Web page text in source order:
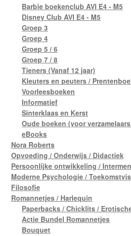
Barbie boekenclub AVI E4 - M5
Disney Club AVI E4 - M5
Groep 3
Groep 4
Groep 5 / 6
Groep 7 / 8
Tieners (Vanaf 12 jaar)
Kleuters en peuters /
Voorleesboeken
Informatief
Sinterklaas en Kerst
Oude boeken (voor
eBooks
Nora Roberts
Opvoeding / Onderwijs / Didactiek
Persoonlijke ontwikkeling /
Moderne Psychologie /
Filosofie
Romannetjes / Harlequin
Paperbacks / Chicklits /
Actie Bundel Romannetjes
Bouquet